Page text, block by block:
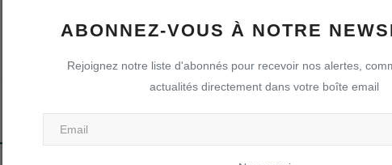
ABONNEZ-VOUS À NOTRE
Rejoignez notre liste d'abonnés pour recevoir nos alertes,
actualités directement dans votre boîte email